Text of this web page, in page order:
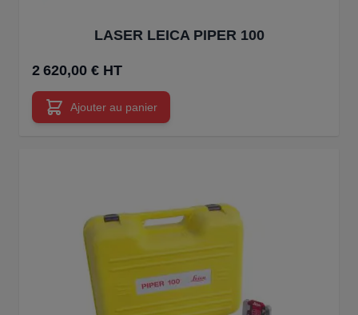
LASER LEICA PIPER 100
2 620,00 € HT
Ajouter au panier